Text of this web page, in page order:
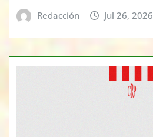
Redacción Jul 26, 2026